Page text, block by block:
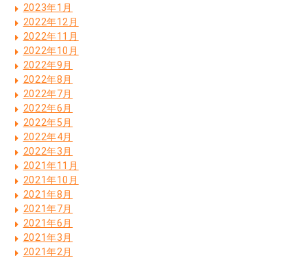
2023年1月
2022年12月
2022年11月
2022年10月
2022年9月
2022年8月
2022年7月
2022年6月
2022年5月
2022年4月
2022年3月
2021年11月
2021年10月
2021年8月
2021年7月
2021年6月
2021年3月
2021年2月